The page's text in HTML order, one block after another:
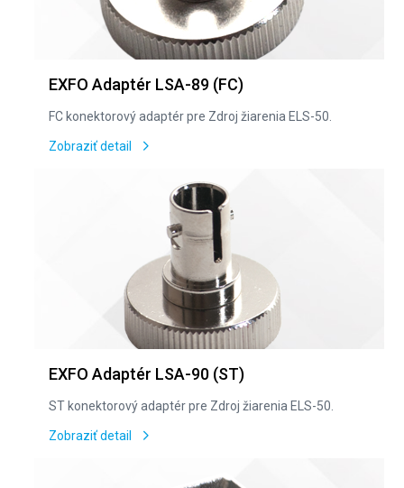
EXFO Adaptér LSA-89 (FC)
FC konektorový adaptér pre Zdroj žiarenia ELS-50.
Zobraziť detail
EXFO Adaptér LSA-90 (ST)
ST konektorový adaptér pre Zdroj žiarenia ELS-50.
Zobraziť detail